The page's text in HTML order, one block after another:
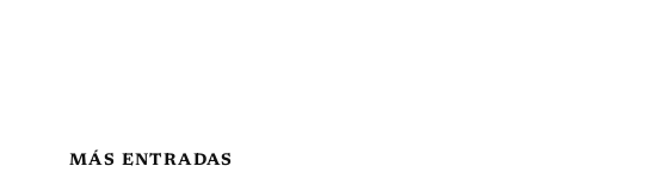
MÁS ENTRADAS